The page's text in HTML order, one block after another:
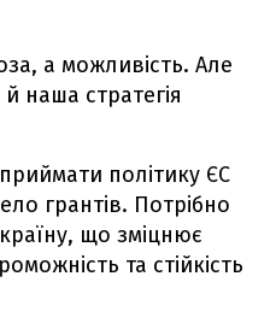
а можливість. Але
наша стратегія
політику ЄС
грантів. Потрібно
що зміцнює
та стійкість